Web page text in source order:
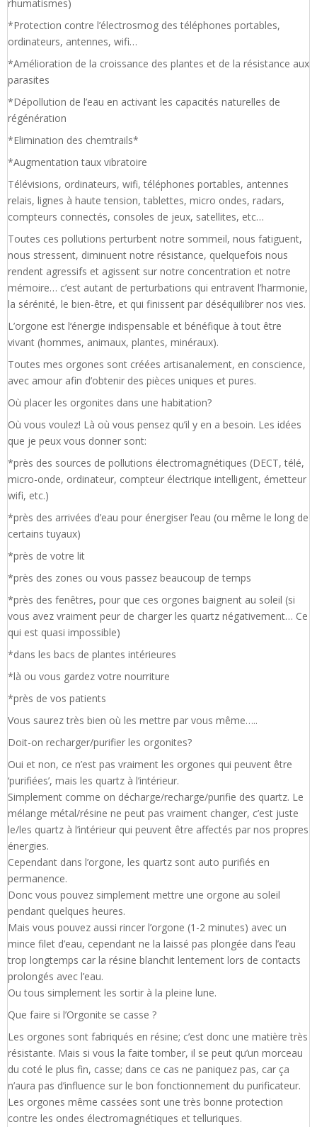
rhumatismes)
*Protection contre l’électrosmog des téléphones portables,
ordinateurs, antennes, wifi…
*Amélioration de la croissance des plantes et de la résistance aux
parasites
*Dépollution de l’eau en activant les capacités naturelles de
régénération
*Elimination des chemtrails*
*Augmentation taux vibratoire
Télévisions, ordinateurs, wifi, téléphones portables, antennes
relais, lignes à haute tension, tablettes, micro ondes, radars,
compteurs connectés, consoles de jeux, satellites, etc…
Toutes ces pollutions perturbent notre sommeil, nous fatiguent,
nous stressent, diminuent notre résistance, quelquefois nous
rendent agressifs et agissent sur notre concentration et notre
mémoire… c’est autant de perturbations qui entravent l’harmonie,
la sérénité, le bien-être, et qui finissent par déséquilibrer nos vies.
L’orgone est l‘énergie indispensable et bénéfique à tout être
vivant (hommes, animaux, plantes, minéraux).
Toutes mes orgones sont créées artisanalement, en conscience,
avec amour afin d’obtenir des pièces uniques et pures.
Où placer les orgonites dans une habitation?
Où vous voulez! Là où vous pensez qu’il y en a besoin. Les idées
que je peux vous donner sont:
*près des sources de pollutions électromagnétiques (DECT, télé,
micro-onde, ordinateur, compteur électrique intelligent, émetteur
wifi, etc.)
*près des arrivées d’eau pour énergiser l’eau (ou même le long de
certains tuyaux)
*près de votre lit
*près des zones ou vous passez beaucoup de temps
*près des fenêtres, pour que ces orgones baignent au soleil (si
vous avez vraiment peur de charger les quartz négativement… Ce
qui est quasi impossible)
*dans les bacs de plantes intérieures
*là ou vous gardez votre nourriture
*près de vos patients
Vous saurez très bien où les mettre par vous même…..
Doit-on recharger/purifier les orgonites?
Oui et non, ce n’est pas vraiment les orgones qui peuvent être
‘purifiées’, mais les quartz à l’intérieur.
Simplement comme on décharge/recharge/purifie des quartz. Le
mélange métal/résine ne peut pas vraiment changer, c’est juste
le/les quartz à l’intérieur qui peuvent être affectés par nos propres
énergies.
Cependant dans l’orgone, les quartz sont auto purifiés en
permanence.
Donc vous pouvez simplement mettre une orgone au soleil
pendant quelques heures.
Mais vous pouvez aussi rincer l’orgone (1-2 minutes) avec un
mince filet d’eau, cependant ne la laissé pas plongée dans l’eau
trop longtemps car la résine blanchit lentement lors de contacts
prolongés avec l’eau.
Ou tous simplement les sortir à la pleine lune.
Que faire si l’Orgonite se casse ?
Les orgones sont fabriqués en résine; c’est donc une matière très
résistante. Mais si vous la faite tomber, il se peut qu’un morceau
du coté le plus fin, casse; dans ce cas ne paniquez pas, car ça
n’aura pas d’influence sur le bon fonctionnement du purificateur.
Les orgones même cassées sont une très bonne protection
contre les ondes électromagnétiques et telluriques.